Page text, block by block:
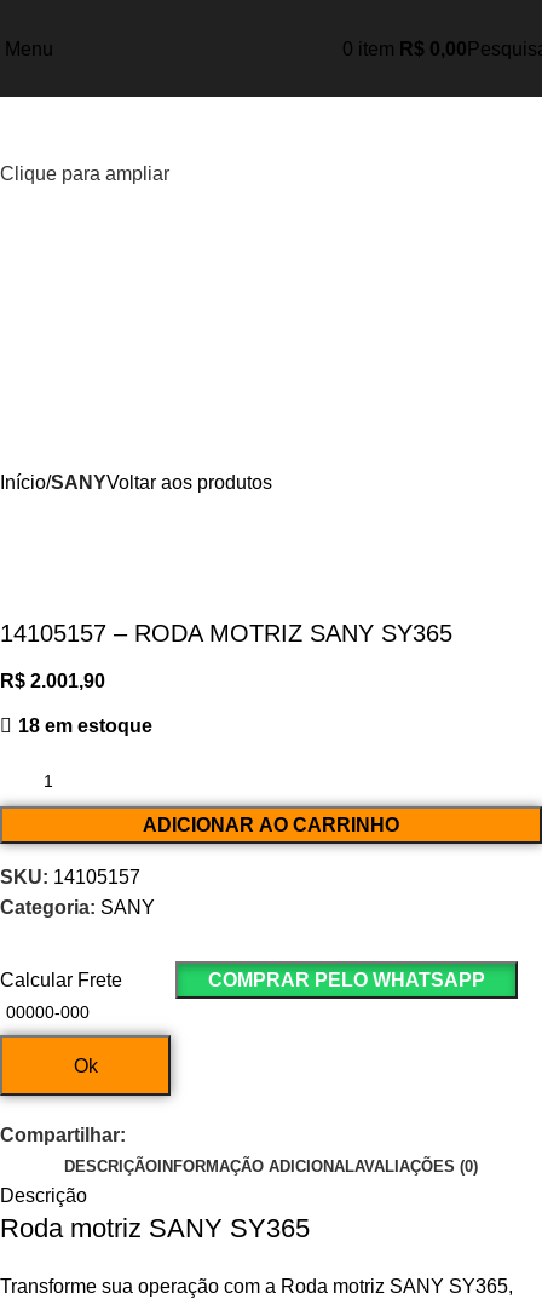
Menu 0 item R$ 0,00
Clique para ampliar
Início SANYVoltar aos produtos
14105157 – RODA MOTRIZ SANY SY365
R$ 2.001,90
18 em estoque
ADICIONAR AO CARRINHO
SKU: 14105157
Categoria: SANY
Calcular Frete
Ok
COMPRAR PELO WHATSAPP
Compartilhar:
DESCRIÇÃO INFORMAÇÃO ADICIONALAVALIAÇÕES (0)
Descrição
Roda motriz SANY SY365
Transforme sua operação com a Roda motriz SANY SY365,